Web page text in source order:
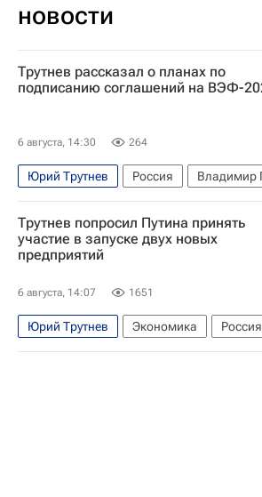
новости
Трутнев рассказал о планах по
подписанию соглашений на ВЭФ-
6 августа, 14:30 264
Юрий Трутнев Россия
Владимир
Восточный экономический форум (ВЭФ)
Экономика
Трутнев попросил Путина принять
участие в запуске двух новых
предприятий
6 августа, 14:07 1651
Юрий Трутнев Экономика
Россия
Владимир Путин